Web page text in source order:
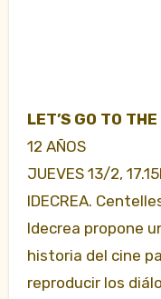
LET’S GO TO
12 AÑOS
JUEVES 13/2,
IDECREA.
Idecrea propone
historia del cine
reproducir los